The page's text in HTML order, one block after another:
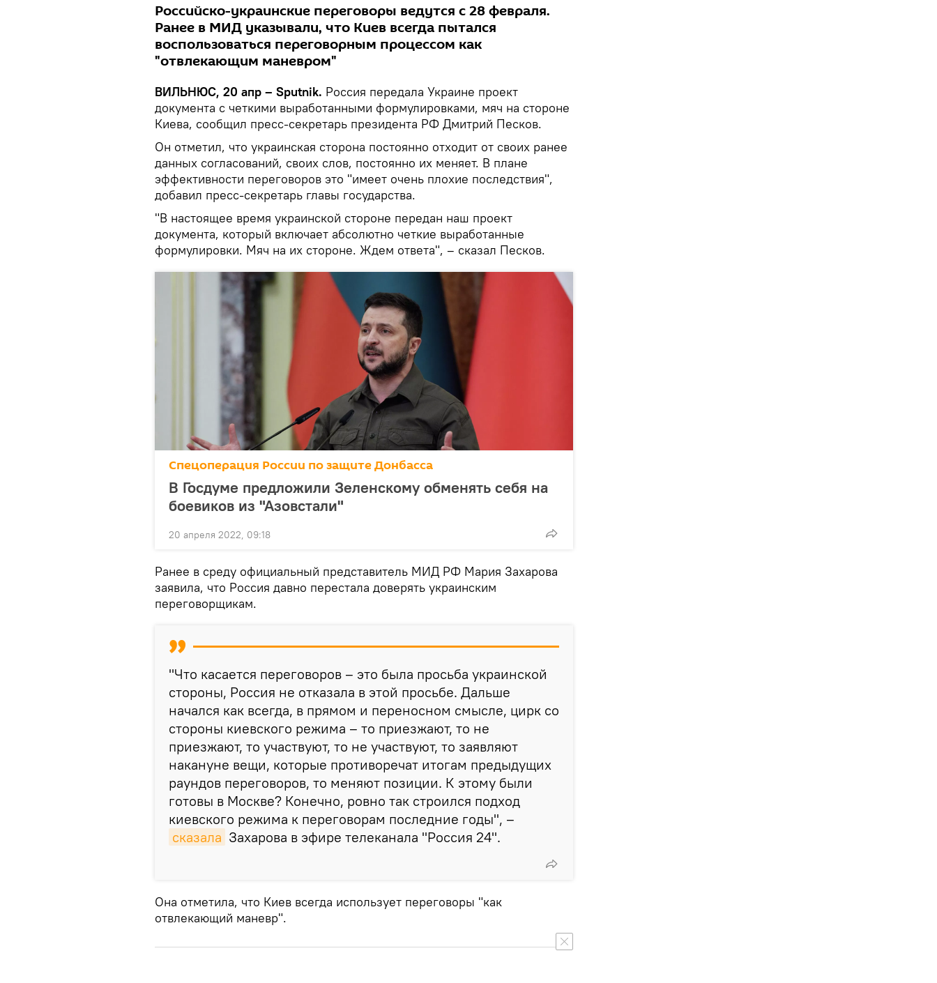
Российско-украинские переговоры ведутся с 28 февраля.
Ранее в МИД указывали, что Киев всегда пытался
воспользоваться переговорным процессом как
"отвлекающим маневром"
ВИЛЬНЮС, 20 апр – Sputnik. Россия передала Украине проект
документа с четкими выработанными формулировками, мяч на стороне
Киева, сообщил пресс-секретарь президента РФ Дмитрий Песков.
Он отметил, что украинская сторона постоянно отходит от своих ранее
данных согласований, своих слов, постоянно их меняет. В плане
эффективности переговоров это "имеет очень плохие последствия",
добавил пресс-секретарь главы государства.
"В настоящее время украинской стороне передан наш проект
документа, который включает абсолютно четкие выработанные
формулировки. Мяч на их стороне. Ждем ответа", – сказал Песков.
Спецоперация России по защите Донбасса
В Госдуме предложили Зеленскому обменять себя на
боевиков из "Азовстали"
20 апреля 2022, 09:18
Ранее в среду официальный представитель МИД РФ Мария Захарова
заявила, что Россия давно перестала доверять украинским
переговорщикам.
"Что касается переговоров – это была просьба украинской
стороны, Россия не отказала в этой просьбе. Дальше
начался как всегда, в прямом и переносном смысле, цирк со
стороны киевского режима – то приезжают, то не
приезжают, то участвуют, то не участвуют, то заявляют
накануне вещи, которые противоречат итогам предыдущих
раундов переговоров, то меняют позиции. К этому были
готовы в Москве? Конечно, ровно так строился подход
киевского режима к переговорам последние годы", –
сказала Захарова в эфире телеканала "Россия 24".
Она отметила, что Киев всегда использует переговоры "как
отвлекающий маневр".